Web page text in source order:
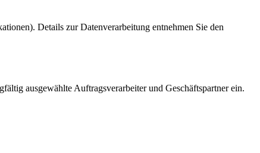
Details zur Datenverarbeitung entnehmen Sie den
ausgewählte Auftragsverarbeiter und Geschäftspartner ein.